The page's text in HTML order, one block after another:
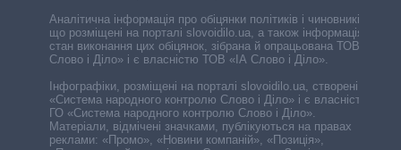
Аналітична інформація про обіцянки політиків і чиновників,
що розміщені на порталі slovoidilo.ua, а також інформація про
стан виконання цих обіцянок, зібрана й опрацьована ТОВ «ІА
Слово і Діло» і є власністю ТОВ «ІА Слово і Діло».
Інфографіки, розміщені на порталі slovoidilo.ua, створені ГО
«Система народного контролю Слово і Діло» і є власністю
ГО «Система народного контролю Слово і Діло».
Матеріали, відмічені значками, публікуються на правах
реклами: «Промо», «Новини компаній», «Позиція»,